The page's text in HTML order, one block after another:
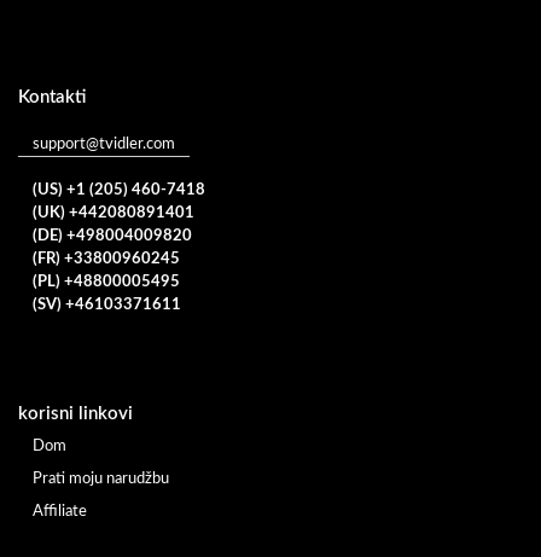
Kontakti
support@tvidler.com
(US) +1 (205) 460-7418
(UK) +442080891401
(DE) +498004009820
(FR) +33800960245
(PL) +48800005495
(SV) +46103371611
korisni linkovi
Dom
Prati moju narudžbu
Affiliate